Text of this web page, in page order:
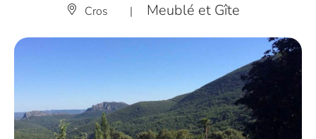
Cros | Meublé et Gîte